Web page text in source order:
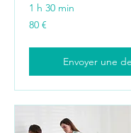
1 h 30 min
80
euros
80 €
Envoyer une